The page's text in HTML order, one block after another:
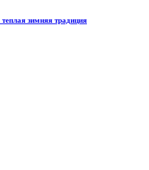
зимняя традиция